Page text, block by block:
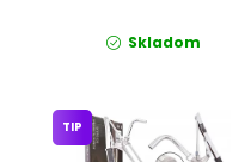
Skladom
TIP